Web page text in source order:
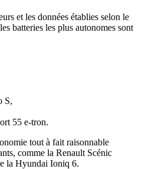
et les données établies selon le
batteries les plus autonomes sont
S,
55 e-tron.
tout à fait raisonnable
comme la Renault Scénic
la Hyundai Ioniq 6.